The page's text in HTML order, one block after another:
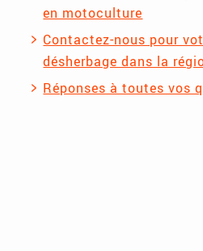
en motoculture
Contactez-nous pour
désherbage dans la
Réponses à toutes vos